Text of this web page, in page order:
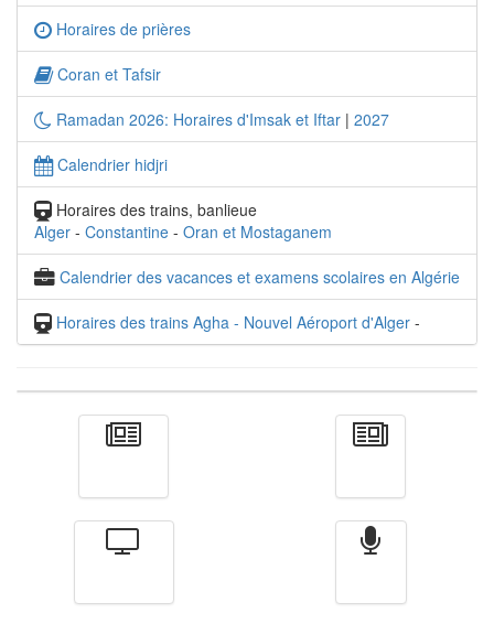
Horaires de prières
Coran et Tafsir
Ramadan 2026: Horaires d'Imsak et Iftar | 2027
Calendrier hidjri
Horaires des trains, banlieue
Alger - Constantine - Oran et Mostaganem
Calendrier des vacances et examens scolaires en Algérie
Horaires des trains Agha - Nouvel Aéroport d'Alger -